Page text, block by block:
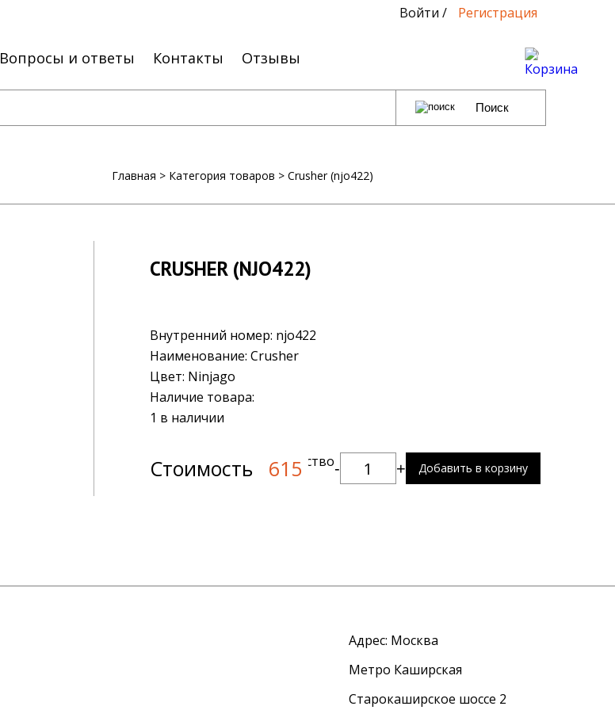
Войти / Регистрация
Вопросы и ответы Контакты Отзывы 0
Поиск
Главная > Категория товаров > Crusher (njo422)
CRUSHER (NJO422)
Внутренний номер: njo422
Наименование: Crusher
Цвет: Ninjago
Наличие товара:
1 в наличии
Стоимость 615
Количество- + Добавить в корзину
Адрес: Москва
Метро Каширская
Старокаширское шоссе 2